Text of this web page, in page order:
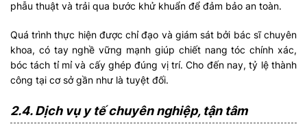
phẫu thuật và trải qua bước khử khuẩn để đảm bảo an toàn.
Quá trình thực hiện được chỉ đạo và giám sát bởi bác sĩ chuyên
khoa, có tay nghề vững mạnh giúp chiết nang tóc chính xác,
bóc tách tỉ mỉ và cấy ghép đúng vị trí. Cho đến nay, tỷ lệ thành
công tại cơ sở gần như là tuyệt đối.
2.4. Dịch vụ y tế chuyên nghiệp, tận tâm